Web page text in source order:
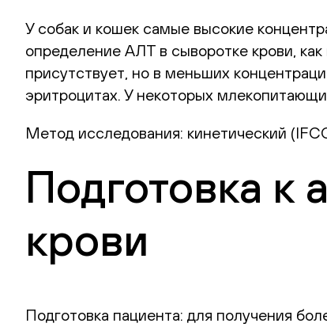
У собак и кошек самые высокие
определение АЛТ в сыворотке крови,
присутствует, но в меньших
эритроцитах. У некоторых
Метод исследования: кинетический
Подготовка к
крови
Подготовка пациента: для получения